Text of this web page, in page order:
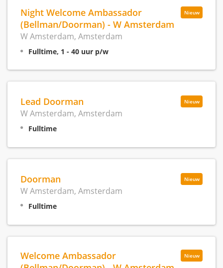
Nieuw
Night Welcome Ambassador
(Bellman/Doorman) - W Amsterdam
W Amsterdam, Amsterdam
Fulltime, 1 - 40 uur p/w
Nieuw
Lead Doorman
W Amsterdam, Amsterdam
Fulltime
Nieuw
Doorman
W Amsterdam, Amsterdam
Fulltime
Nieuw
Welcome Ambassador